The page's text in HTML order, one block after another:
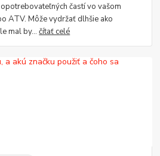
častí vo vašom
ATV. Môže vydržať dlhšie ako
mal by...čítať celé